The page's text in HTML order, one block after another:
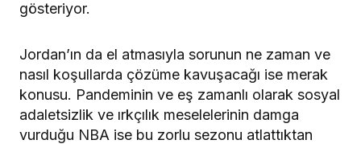
gösteriyor.
Jordan’ın da el atmasıyla sorunun ne zaman ve
nasıl koşullarda çözüme kavuşacağı ise merak
konusu. Pandeminin ve eş zamanlı olarak sosyal
adaletsizlik ve ırkçılık meselelerinin damga
vurduğu NBA ise bu zorlu sezonu atlattıktan